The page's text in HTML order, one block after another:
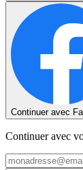
Continuer avec
Continuer avec